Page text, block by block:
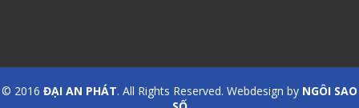
© 2016 ĐẠI AN PHÁT. All Rights Reserved. Webdesign by NGÔI SAO